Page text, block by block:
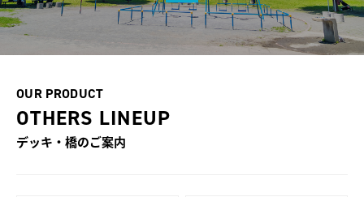
OUR PRODUCT
OTHERS LINEUP
デッキ・橋のご案内